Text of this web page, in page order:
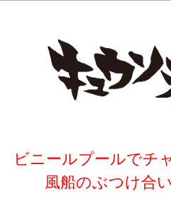
ビニールプールでチ
風船のぶつけ合